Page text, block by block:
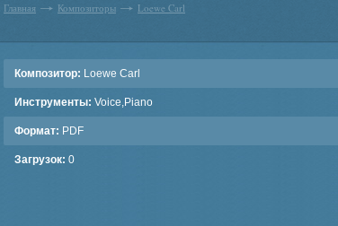
Главная Композиторы Loewe Carl
Композитор: Loewe Carl
Инструменты: Voice,Piano
Формат: PDF
Загрузок: 0